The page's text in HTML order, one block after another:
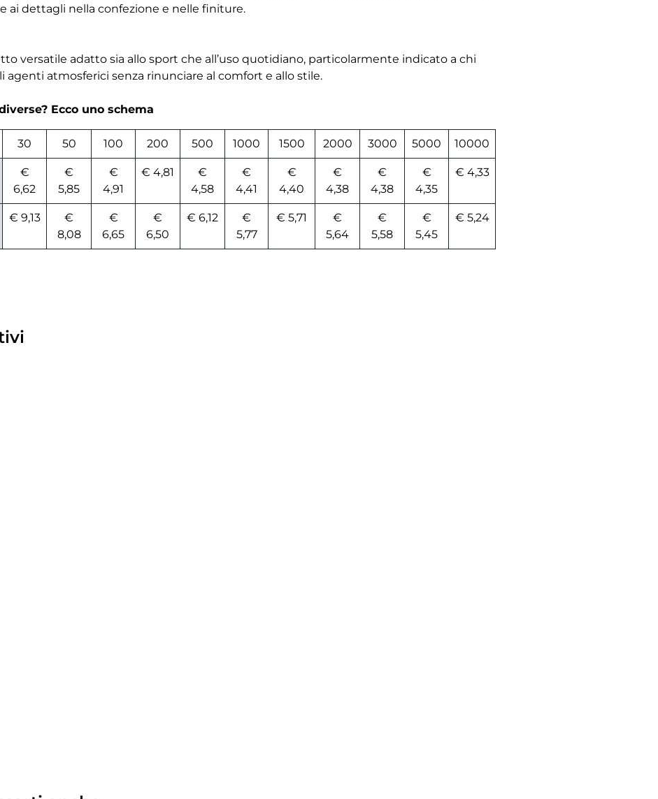
ai dettagli nella confezione e nelle finiture.
versatile adatto sia allo sport che all’uso quotidiano, particolarmente indicato a chi
agenti atmosferici senza rinunciare al comfort e allo stile.
Ecco uno schema
30 50 100 200 500 1000 1500 2000 3000 5000 10000
€
6,62
€
5,85
€
4,91
€ 4,81
€
4,58
€
4,41
€
4,40
€
4,38
€
4,38
€
4,35
€ 4,33
€ 9,13
€
8,08
€
6,65
€
6,50
€ 6,12
€
5,77
€ 5,71
€
5,64
€
5,58
€
5,45
€ 5,24